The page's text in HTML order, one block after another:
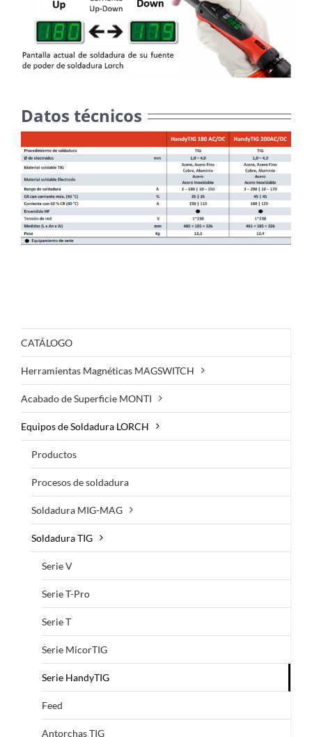
Datos técnicos
CATÁLOGO
Herramientas Magnéticas MAGSWITCH
Acabado de Superficie MONTI
Equipos de Soldadura LORCH
Productos
Procesos de soldadura
Soldadura MIG-MAG
Soldadura TIG
Serie V
Serie T-Pro
Serie T
Serie MicorTIG
Serie HandyTIG
Feed
Antorchas TIG